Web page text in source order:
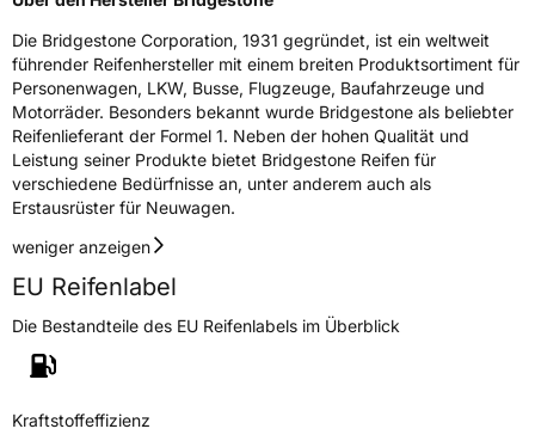
Die Bridgestone Corporation, 1931 gegründet, ist ein weltweit
führender Reifenhersteller mit einem breiten Produktsortiment für
Personenwagen, LKW, Busse, Flugzeuge, Baufahrzeuge und
Motorräder. Besonders bekannt wurde Bridgestone als beliebter
Reifenlieferant der Formel 1. Neben der hohen Qualität und
Leistung seiner Produkte bietet Bridgestone Reifen für
verschiedene Bedürfnisse an, unter anderem auch als
Erstausrüster für Neuwagen.
weniger anzeigen
EU Reifenlabel
Die Bestandteile des EU Reifenlabels im Überblick
Kraftstoffeffizienz